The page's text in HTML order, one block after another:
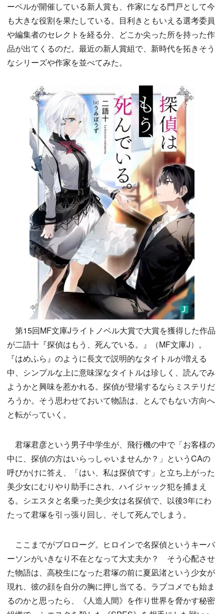
ーベルが開催している新人賞も、作家になる門戸として今
も大きな役割を果たしている。目利きともいえる選考委員
や編集者のセレクトを経る分、どこか尖った所を持った作
品が出てくるのだ。最近の新人賞組で、新時代を拓きそう
なシリーズや作家を並べてみた。
第15回MF文庫Jライトノベル大賞で大賞を獲得した作品
が二語十『探偵はもう、死んでいる。』（MF文庫J）。
『はめふら』のように長文で説明的なタイトルが増える
中、シンプルな上に意味深なタイトルは珍しく、読んでみ
ようかと興味を惹かれる。探偵が登場するならミステリだ
ろうか。そう思わせておいて物語は、とんでもない方向へ
と転がっていく。
君塚君彦という男子中学生が、飛行機の中で「お客様の
中に、探偵の方はいらっしゃいませんか？」というCAの
呼びかけに答え、「はい、私は探偵です」と立ち上がった
美少女にむりやり助手にされ、ハイジャック犯を捕まえ
る。シエスタと名乗った美少女は名探偵で、以後3年にわ
たって君塚を引っ張り回し、そして死んでしまう。
ここまでがプロローグ。ヒロインで名探偵というキーパ
ーソンがいきなり不在となって大丈夫か？ そう心配させ
た物語は、高校生になった君塚の前に夏凪渚という少女が
現れ、彼の顔を自分の胸に押し当てる。ラブコメでも始ま
るのかと思ったら、《人造人間》を作り世界を脅かす秘密